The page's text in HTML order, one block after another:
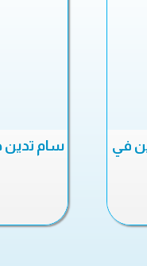
في
سام تدين